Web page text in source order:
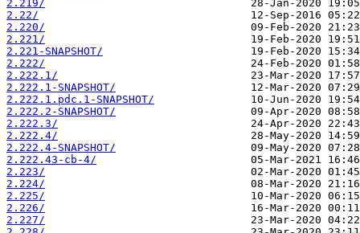
2.219/
2.22/
2.220/
2.221/
2.221-SNAPSHOT/
2.222/
2.222.1/
2.222.1-SNAPSHOT/
2.222.1.pdc.1-SNAPSHOT/
2.222.2-SNAPSHOT/
2.222.3/
2.222.4/
2.222.4-SNAPSHOT/
2.222.43-cb-4/
2.223/
2.224/
2.225/
2.226/
2.227/